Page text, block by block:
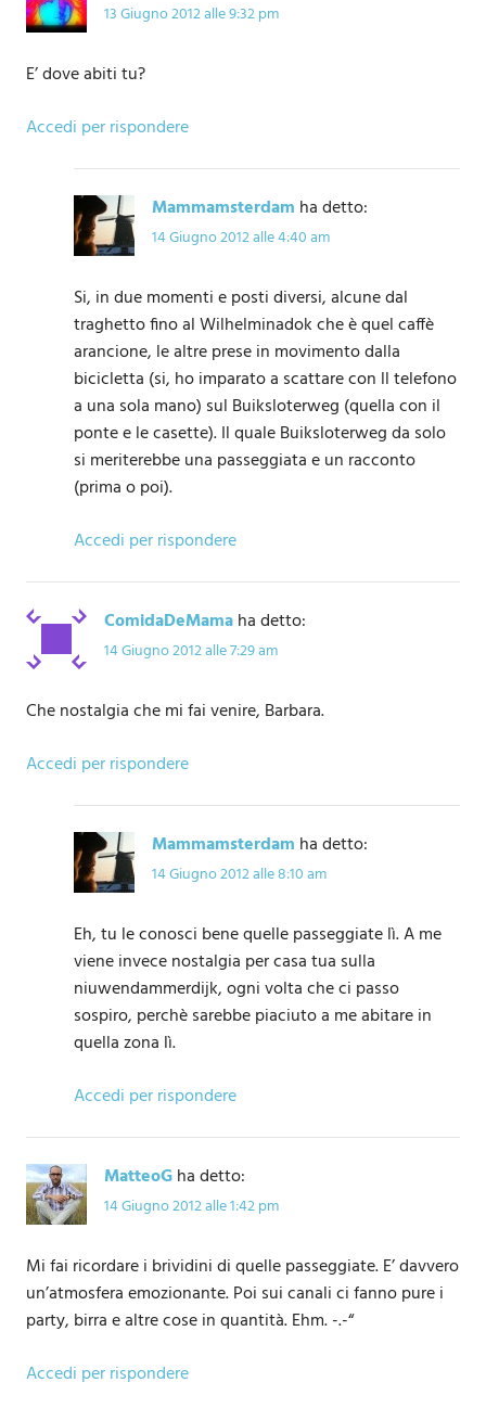
13 Giugno 2012 alle 9:32 pm
E’ dove abiti tu?
Accedi per rispondere
Mammamsterdam ha detto:
14 Giugno 2012 alle 4:40 am
Si, in due momenti e posti diversi, alcune dal
traghetto fino al Wilhelminadok che è quel caffè
arancione, le altre prese in movimento dalla
bicicletta (si, ho imparato a scattare con ll telefono
a una sola mano) sul Buiksloterweg (quella con il
ponte e le casette). Il quale Buiksloterweg da solo
si meriterebbe una passeggiata e un racconto
(prima o poi).
Accedi per rispondere
ComidaDeMamaha detto:
14 Giugno 2012 alle 7:29 am
Che nostalgia che mi fai venire, Barbara.
Accedi per rispondere
Mammamsterdam ha detto:
14 Giugno 2012 alle 8:10 am
Eh, tu le conosci bene quelle passeggiate lì. A me
viene invece nostalgia per casa tua sulla
niuwendammerdijk, ogni volta che ci passo
sospiro, perchè sarebbe piaciuto a me abitare in
quella zona lì.
Accedi per rispondere
MatteoGha detto:
14 Giugno 2012 alle 1:42 pm
Mi fai ricordare i brividini di quelle passeggiate. E’ davvero
un’atmosfera emozionante. Poi sui canali ci fanno pure i
party, birra e altre cose in quantità. Ehm. -.-“
Accedi per rispondere